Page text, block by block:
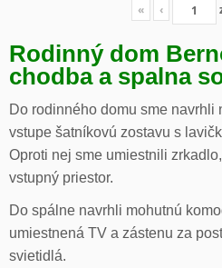
« ‹
Rodinný dom
chodba a spalna
Do rodinného domu sme navrhli
vstupe šatníkovú zostavu s
Oproti nej sme umiestnili
vstupný priestor.
Do spálne navrhli mohutnú
umiestnená TV a zástenu za
svietidlá.